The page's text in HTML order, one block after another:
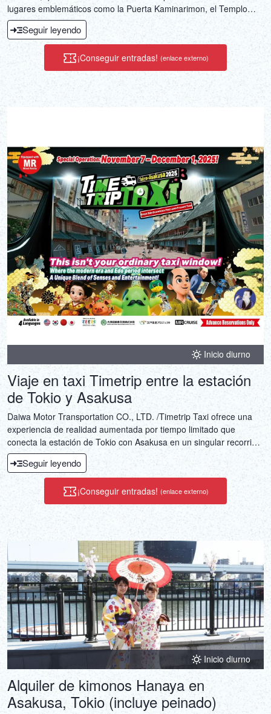
lugares emblemáticos como la Puerta Kaminarimon, el Templo
Senso-ji y la calle Nakamise.
Seguir leyendo
¡Conseguir entradas! (enlace externo)
Inicio diurno
Viaje en taxi Timetrip entre la estación
de Tokio y Asakusa
Daiwa Motor Transportation CO., LTD. /Timetrip Taxi ofrece una
experiencia de realidad aumentada por tiempo limitado que
conecta la estación de Tokio con Asakusa en un singular recorrido
de una hora. Suba a bordo de un vehículo con tecnología 4K y
admire las calles de la era Edo superpuestas al Tokio actual.
Seguir leyendo
¡Conseguir entradas! (enlace externo)
Inicio diurno
Alquiler de kimonos Hanaya en
Asakusa, Tokio (incluye peinado)